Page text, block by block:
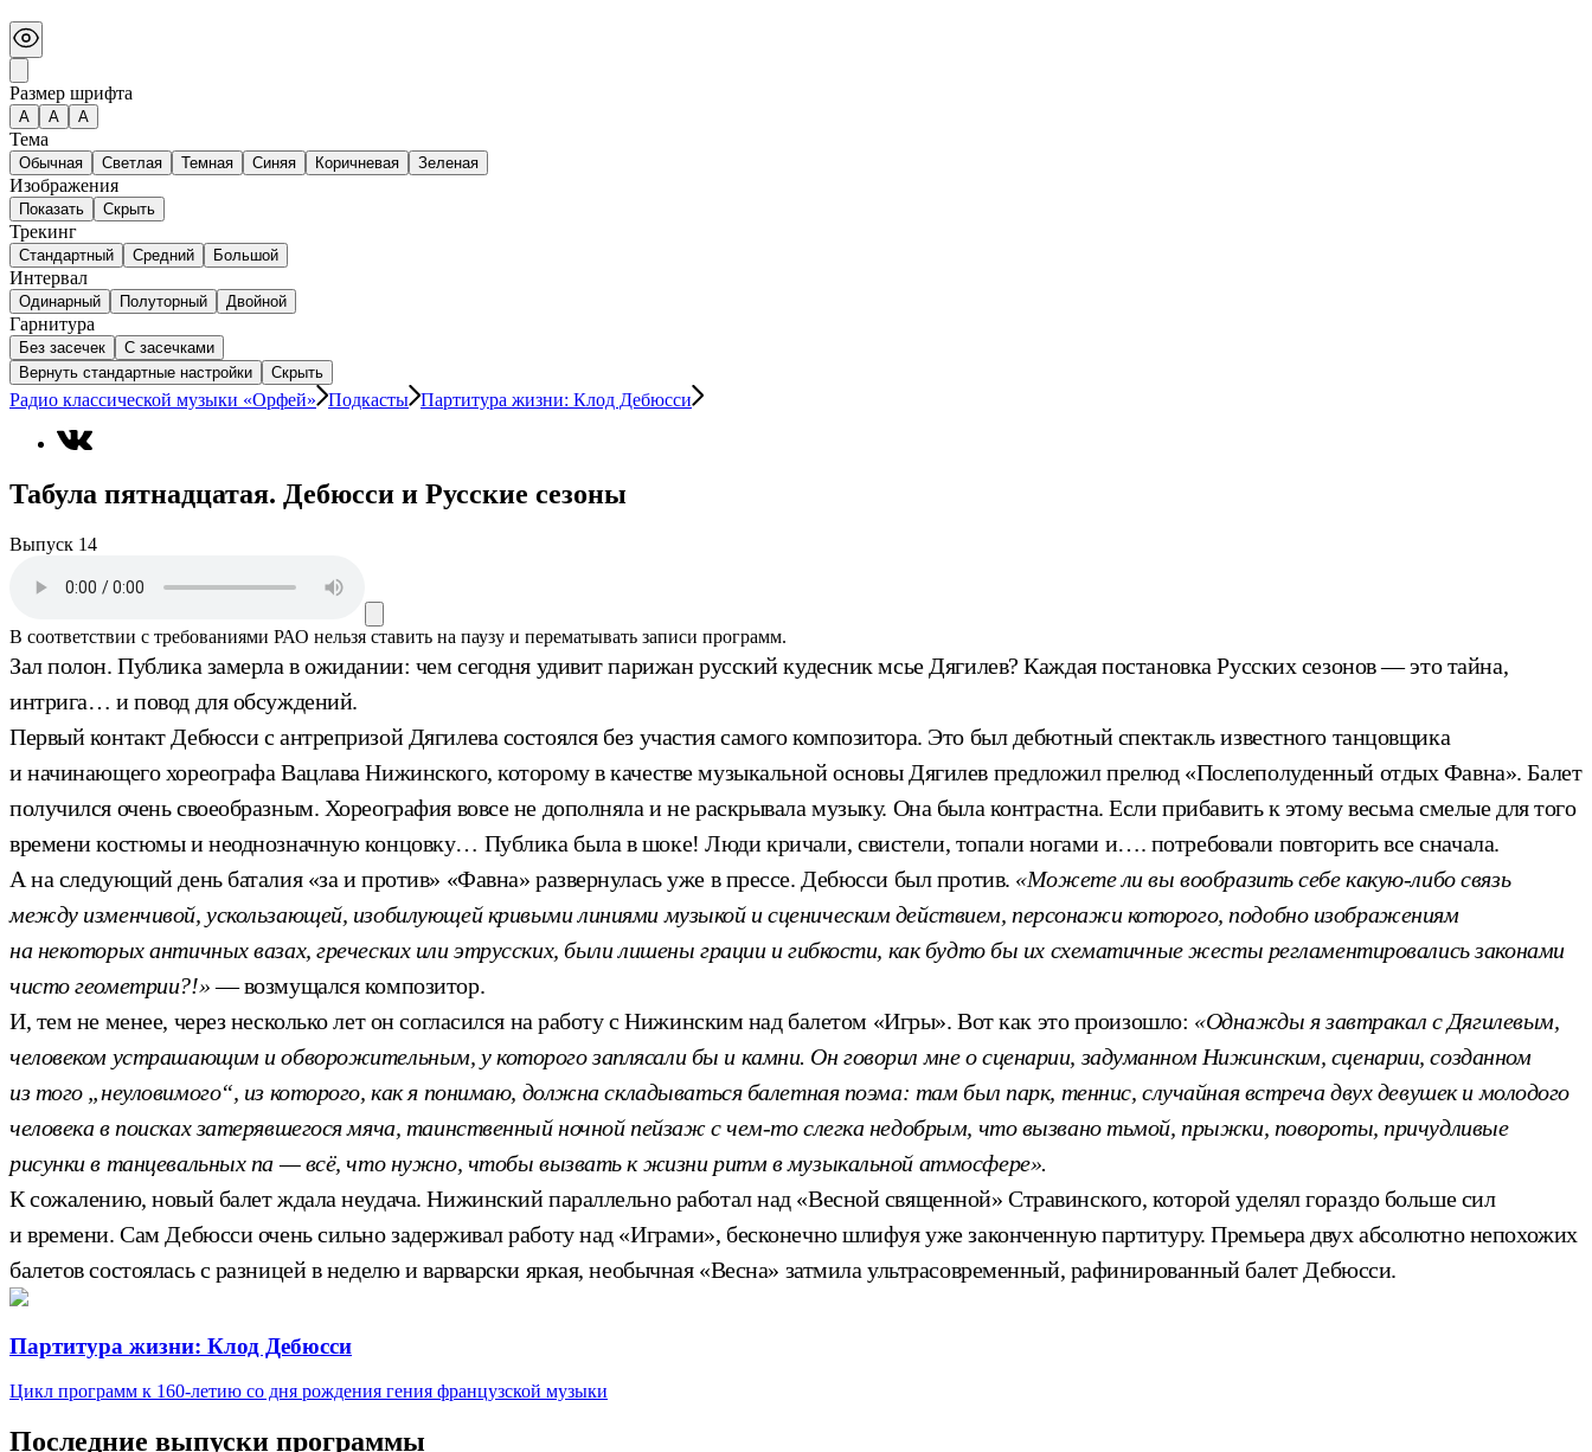
Размер шрифта
А A A
Тема
Обычная Светлая Темная Синяя Коричневая Зеленая
Изображения
Показать Скрыть
Трекинг
Стандартный Средний Большой
Интервал
Одинарный Полуторный Двойной
Гарнитура
Без засечек
С засечками
Вернуть стандартные настройки
Скрыть
Радио классической музыки «Орфей» Подкасты Партитура жизни: Клод Дебюсси
Табула пятнадцатая. Дебюсси и Русские сезоны
Выпуск 14
В соответствии с требованиями РАО нельзя ставить на паузу и перематывать записи программ.
Зал полон. Публика замерла в ожидании: чем сегодня удивит парижан русский кудесник мсье Дягилев? Каждая постановка Русских сезонов — это тайна,
интрига… и повод для обсуждений.
Первый контакт Дебюсси с антрепризой Дягилева состоялся без участия самого композитора. Это был дебютный спектакль известного танцовщика
и начинающего хореографа Вацлава Нижинского, которому в качестве музыкальной основы Дягилев предложил прелюд «Послеполуденный отдых Фавна». Балет
получился очень своеобразным. Хореография вовсе не дополняла и не раскрывала музыку. Она была контрастна. Если прибавить к этому весьма смелые для того
времени костюмы и неоднозначную концовку… Публика была в шоке! Люди кричали, свистели, топали ногами и…. потребовали повторить все сначала.
А на следующий день баталия «за и против» «Фавна» развернулась уже в прессе. Дебюсси был против. «Можете ли вы вообразить себе какую-либо связь
между изменчивой, ускользающей, изобилующей кривыми линиями музыкой и сценическим действием, персонажи которого, подобно изображениям
на некоторых античных вазах, греческих или этрусских, были лишены грации и гибкости, как будто бы их схематичные жесты регламентировались законами
чисто геометрии?!»— возмущался композитор.
И, тем не менее, через несколько лет он согласился на работу с Нижинским над балетом «Игры». Вот как это произошло: «Однажды я завтракал с Дягилевым,
человеком устрашающим и обворожительным, у которого заплясали бы и камни. Он говорил мне о сценарии, задуманном Нижинским, сценарии, созданном
из того „неуловимого“, из которого, как я понимаю, должна складываться балетная поэма: там был парк, теннис, случайная встреча двух девушек и молодого
человека в поисках затерявшегося мяча, таинственный ночной пейзаж с чем-то слегка недобрым, что вызвано тьмой, прыжки, повороты, причудливые
рисунки в танцевальных па — всё, что нужно, чтобы вызвать к жизни ритм в музыкальной атмосфере».
К сожалению, новый балет ждала неудача. Нижинский параллельно работал над «Весной священной» Стравинского, которой уделял гораздо больше сил
и времени. Сам Дебюсси очень сильно задерживал работу над «Играми», бесконечно шлифуя уже законченную партитуру. Премьера двух абсолютно непохожих
балетов состоялась с разницей в неделю и варварски яркая, необычная «Весна» затмила ультрасовременный, рафинированный балет Дебюсси.
Партитура жизни: Клод Дебюсси
Цикл программ к 160-летию со дня рождения гения французской музыки
Последние выпуски программы